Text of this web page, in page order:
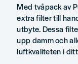
Med tvåpack av
extra filter till
utbyte. Dessa
upp damm och
luftkvaliteten i